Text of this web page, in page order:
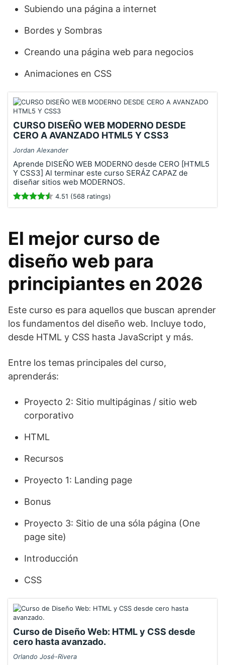
Subiendo una página a internet
Bordes y Sombras
Creando una página web para negocios
Animaciones en CSS
CURSO DISEÑO WEB MODERNO DESDE
CERO A AVANZADO HTML5 Y CSS3
Jordan Alexander
Aprende DISEÑO WEB MODERNO desde CERO [HTML5
Y CSS3] Al terminar este curso SERÁZ CAPAZ de
diseñar sitios web MODERNOS.
4.51 (568 ratings)
El mejor curso de
diseño web para
principiantes en 2026
Este curso es para aquellos que buscan aprender
los fundamentos del diseño web. Incluye todo,
desde HTML y CSS hasta JavaScript y más.
Entre los temas principales del curso,
aprenderás:
Proyecto 2: Sitio multipáginas / sitio web
corporativo
HTML
Recursos
Proyecto 1: Landing page
Bonus
Proyecto 3: Sitio de una sóla página (One
page site)
Introducción
CSS
Curso de Diseño Web: HTML y CSS desde
cero hasta avanzado.
Orlando José-Rivera